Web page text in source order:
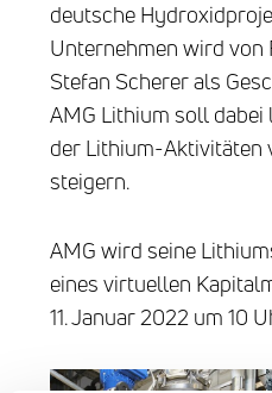
deutsche
Unternehmen wird von
Stefan Scherer als
AMG Lithium soll
der Lithium-Aktivitäten
steigern.
AMG wird seine
eines virtuellen
11. Januar 2022 um 10